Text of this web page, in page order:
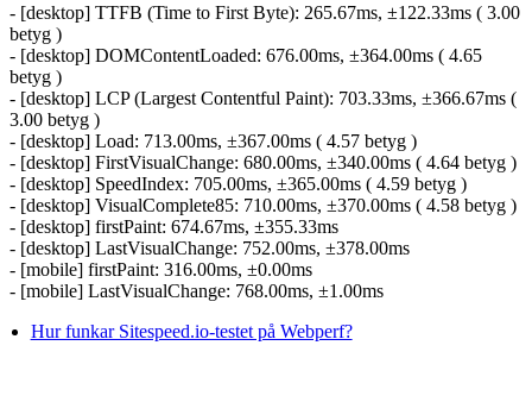
- [desktop] TTFB (Time to First Byte): 265.67ms, ±122.33ms ( 3.00
betyg )
- [desktop] DOMContentLoaded: 676.00ms, ±364.00ms ( 4.65
betyg )
- [desktop] LCP (Largest Contentful Paint): 703.33ms, ±366.67ms (
3.00 betyg )
- [desktop] Load: 713.00ms, ±367.00ms ( 4.57 betyg )
- [desktop] FirstVisualChange: 680.00ms, ±340.00ms ( 4.64 betyg )
- [desktop] SpeedIndex: 705.00ms, ±365.00ms ( 4.59 betyg )
- [desktop] VisualComplete85: 710.00ms, ±370.00ms ( 4.58 betyg )
- [desktop] firstPaint: 674.67ms, ±355.33ms
- [desktop] LastVisualChange: 752.00ms, ±378.00ms
- [mobile] firstPaint: 316.00ms, ±0.00ms
- [mobile] LastVisualChange: 768.00ms, ±1.00ms
Hur funkar Sitespeed.io-testet på Webperf?